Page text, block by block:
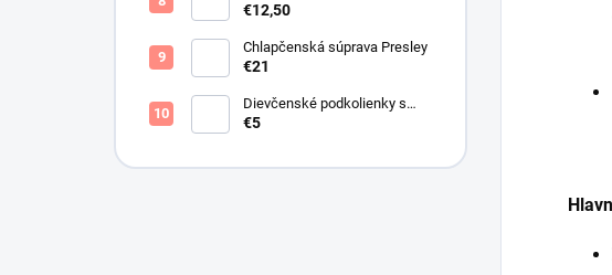
lietadlami.
€12,50
Chlapčenská súprava Presley
€21
Dievčenské podkolienky s
mašličkou ružové
€5